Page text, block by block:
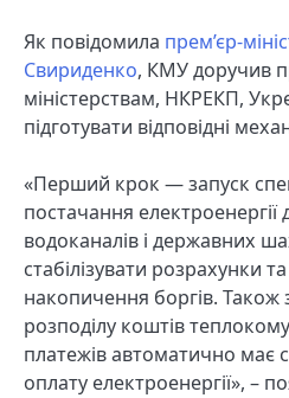
Як повідомила прем’єр-
Свириденко, КМУ доручив
міністерствам, НКРЕКП,
підготувати відповідні
«Перший крок — запуск
постачання
водоканалів і державних
стабілізувати розрахунки
накопичення боргів. Також
розподілу коштів
платежів автоматично має
оплату електроенергії», –